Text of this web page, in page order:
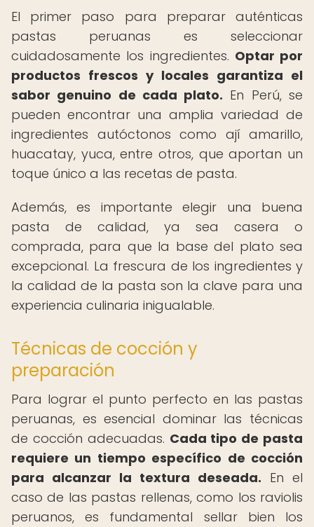
El primer paso para preparar auténticas
pastas peruanas es seleccionar
cuidadosamente los ingredientes. Optar por
productos frescos y locales garantiza el
sabor genuino de cada plato. En Perú, se
pueden encontrar una amplia variedad de
ingredientes autóctonos como ají amarillo,
huacatay, yuca, entre otros, que aportan un
toque único a las recetas de pasta.
Además, es importante elegir una buena
pasta de calidad, ya sea casera o
comprada, para que la base del plato sea
excepcional. La frescura de los ingredientes y
la calidad de la pasta son la clave para una
experiencia culinaria inigualable.
Técnicas de cocción y
preparación
Para lograr el punto perfecto en las pastas
peruanas, es esencial dominar las técnicas
de cocción adecuadas. Cada tipo de pasta
requiere un tiempo específico de cocción
para alcanzar la textura deseada. En el
caso de las pastas rellenas, como los raviolis
peruanos, es fundamental sellar bien los